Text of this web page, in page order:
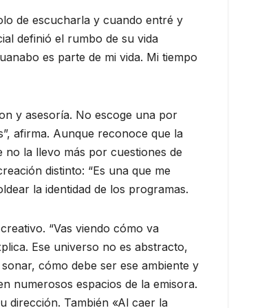
de escucharla y cuando entré y
definió el rumbo de su vida
es parte de mi vida. Mi tiempo
y asesoría. No escoge una por
afirma. Aunque reconoce que la
no la llevo más por cuestiones de
distinto: “Es una que me
la identidad de los programas.
“Vas viendo cómo va
Ese universo no es abstracto,
cómo debe ser ese ambiente y
numerosos espacios de la emisora.
dirección. También «Al caer la